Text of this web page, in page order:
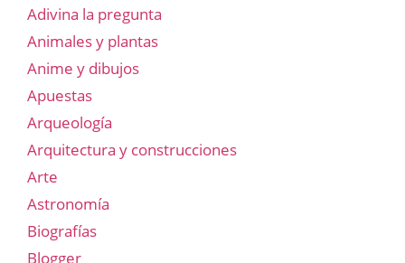
Adivina la pregunta
Animales y plantas
Anime y dibujos
Apuestas
Arqueología
Arquitectura y construcciones
Arte
Astronomía
Biografías
Blogger